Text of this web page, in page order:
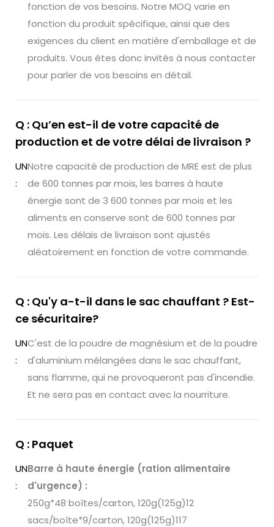
fonction de vos besoins. Notre MOQ varie en
fonction du produit spécifique, ainsi que des
exigences du client en matière d'emballage et de
produits. Vous êtes donc invités à nous contacter
pour parler de vos besoins en détail.
Q : Qu’en est-il de votre capacité de
production et de votre délai de livraison ?
UN
:
Notre capacité de production de MRE est de plus
de 600 tonnes par mois, les barres à haute
énergie sont de 3 600 tonnes par mois et les
aliments en conserve sont de 600 tonnes par
mois. Les délais de livraison sont ajustés
aléatoirement en fonction de votre commande.
Q : Qu'y a-t-il dans le sac chauffant ? Est-
ce sécuritaire?
UN
:
C'est de la poudre de magnésium et de la poudre
d'aluminium mélangées dans le sac chauffant,
sans flamme, qui ne provoqueront pas d'incendie.
Et ne sera pas en contact avec la nourriture.
Q : Paquet
UN
:
Barre à haute énergie (ration alimentaire
d'urgence) :
250g*48 boîtes/carton, 120g(125g)12
sacs/boîte*9/carton, 120g(125g)117